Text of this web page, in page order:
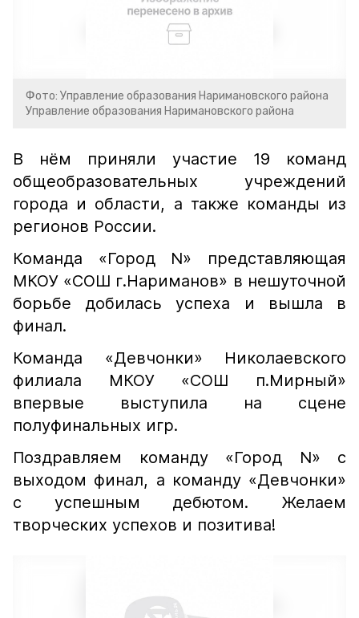
Фото: Управление образования Наримановского района
Управление образования Наримановского района
В нём приняли участие 19 команд
общеобразовательных учреждений
города и области, а также команды из
регионов России.
Команда «Город N» представляющая
МКОУ «СОШ г.Нариманов» в нешуточной
борьбе добилась успеха и вышла в
финал.
Команда «Девчонки» Николаевского
филиала МКОУ «СОШ п.Мирный»
впервые выступила на сцене
полуфинальных игр.
Поздравляем команду «Город N» с
выходом финал, а команду «Девчонки»
с успешным дебютом. Желаем
творческих успехов и позитива!